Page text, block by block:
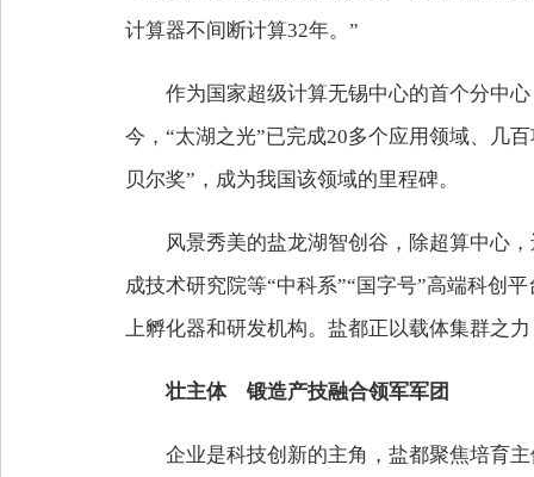
计算器不间断计算32年。”
作为国家超级计算无锡中心的首个分中
今，“太湖之光”已完成20多个应用领域、几
贝尔奖”，成为我国该领域的里程碑。
风景秀美的盐龙湖智创谷，除超算中心
成技术研究院等“中科系”“国字号”高端科创
上孵化器和研发机构。盐都正以载体集群之
壮主体 锻造产技融合领军军团
企业是科技创新的主角，盐都聚焦培育